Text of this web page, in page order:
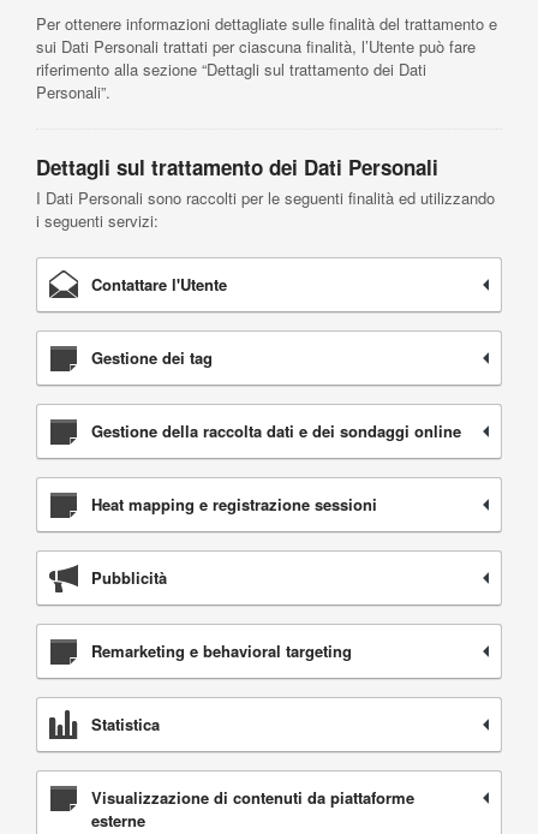
Per ottenere informazioni dettagliate sulle finalità del trattamento e
sui Dati Personali trattati per ciascuna finalità, l’Utente può fare
riferimento alla sezione “Dettagli sul trattamento dei Dati
Personali”.
Dettagli sul trattamento dei Dati Personali
I Dati Personali sono raccolti per le seguenti finalità ed utilizzando
i seguenti servizi:
Contattare l'Utente
Gestione dei tag
Gestione della raccolta dati e dei sondaggi online
Heat mapping e registrazione sessioni
Pubblicità
Remarketing e behavioral targeting
Statistica
Visualizzazione di contenuti da piattaforme
esterne